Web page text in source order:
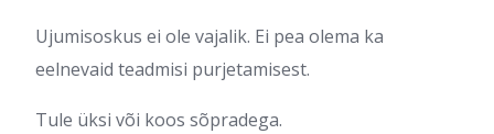
Ujumisoskus ei ole vajalik. Ei pea olema ka
eelnevaid teadmisi purjetamisest.
Tule üksi või koos sõpradega.